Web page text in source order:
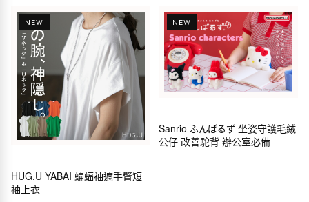
NEW
HUG.U YABAI 蝙蝠袖遮手臂短
袖上衣
NEW
Sanrio ふんばるず 坐姿守護毛絨
公仔 改善駝背 辦公室必備